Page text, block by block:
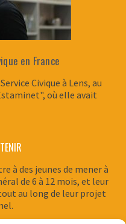
en France
Civique à Lens, au
où elle avait
à des jeunes de mener à
de 6 à 12 mois, et leur
au long de leur projet